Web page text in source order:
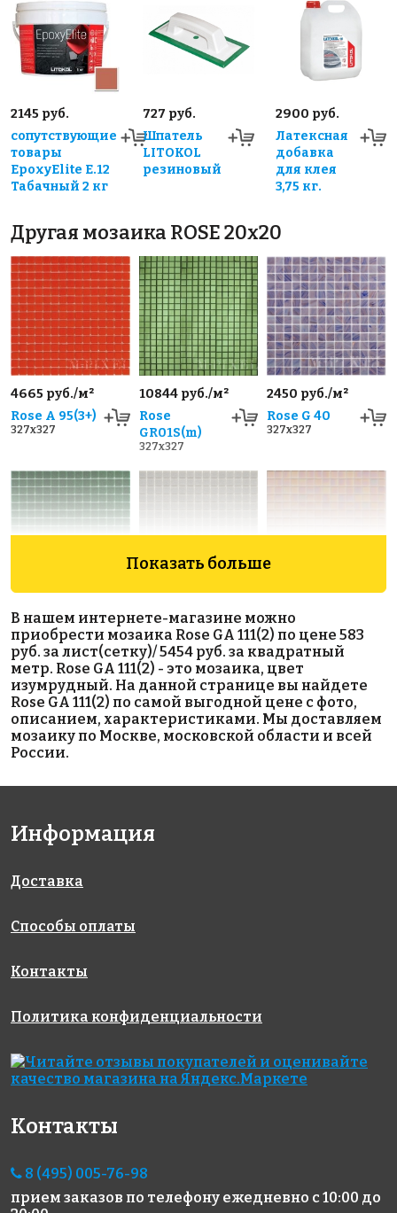
2145 руб.
сопутствующие
товары
EpoxyElite E.12
Табачный 2 кг
727 руб.
Шпатель
LITOKOL
резиновый
2900 руб.
Латексная
добавка
для клея
3,75 кг.
Другая мозаика ROSE 20x20
4665 руб./м²
Rose A 95(3+)
327x327
10844 руб./м²
Rose
GR01S(m)
327x327
2450 руб./м²
Rose G 40
327x327
Rose A 26(2+)
327x327
Rose A 108(2)
327x327
Rose WB 83
327x327
Rose WB 85
327x327
Rose CA 21
327x327
Rose A 52
Rose GA 43(1)
4665 руб./м² 2450 руб./м² 4795 руб./м²
Показать больше
В нашем интернете-магазине можно
приобрести мозаика Rose GA 111(2) по цене 583
руб. за лист(сетку)/ 5454 руб. за квадратный
метр. Rose GA 111(2) - это мозаика, цвет
изумрудный. На данной странице вы найдете
Rose GA 111(2) по самой выгодной цене с фото,
описанием, характеристиками. Мы доставляем
мозаику по Москве, московской области и всей
России.
Информация
Доставка
Способы оплаты
Контакты
Политика конфиденциальности
Контакты
8 (495) 005-76-98
прием заказов по телефону ежедневно с 10:00 до